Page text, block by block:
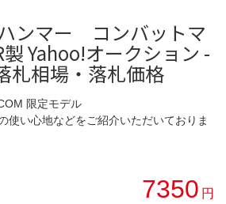
ンマー コンバットマ
製 Yahoo!オークション -
札相場・落札価格
限定モデル
使い心地などをご紹介いただいておりま
7350 円